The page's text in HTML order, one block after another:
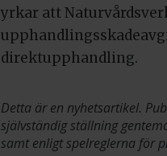
yrkar att
direktupphandling.
Detta är en nyhetsartikel.
självständig ställning
samt enligt spelreglerna för